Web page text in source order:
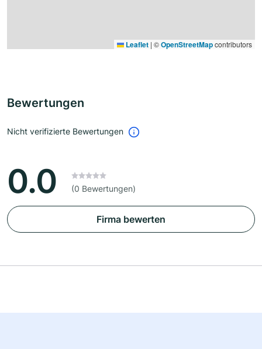
Leaflet | ©OpenStreetMapcontributors
Bewertungen
Nicht verifizierte Bewertungen
0.0 (0 Bewertungen)
Firma bewerten